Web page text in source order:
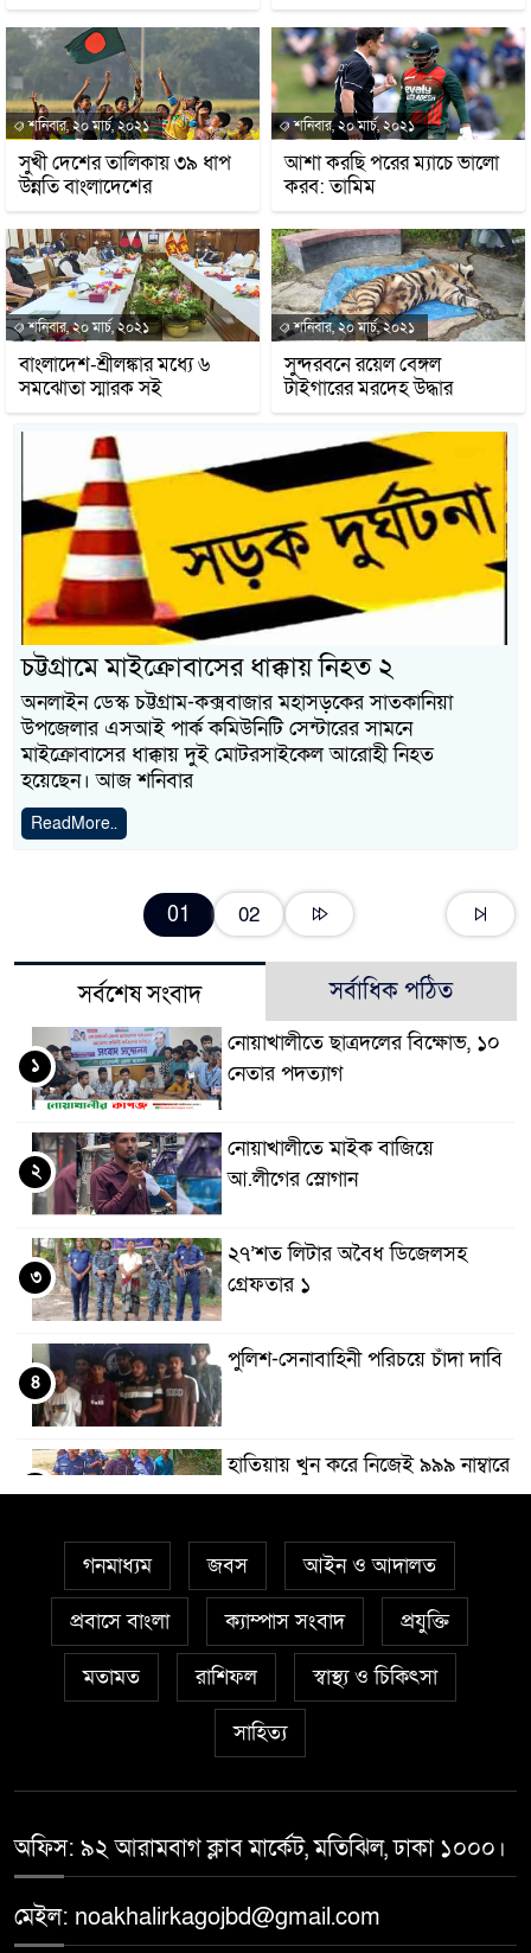
শনিবার, ২০ মার্চ, ২০২১
সুখী দেশের তালিকায় ৩৯ ধাপ
উন্নতি বাংলাদেশের
শনিবার, ২০ মার্চ, ২০২১
আশা করছি পরের ম্যাচে ভালো
করব: তামিম
শনিবার, ২০ মার্চ, ২০২১
বাংলাদেশ-শ্রীলঙ্কার মধ্যে ৬
সমঝোতা স্মারক সই
শনিবার, ২০ মার্চ, ২০২১
সুন্দরবনে রয়েল বেঙ্গল
টাইগারের মরদেহ উদ্ধার
চট্টগ্রামে মাইক্রোবাসের ধাক্কায় নিহত ২
অনলাইন ডেস্ক চট্টগ্রাম-কক্সবাজার মহাসড়কের সাতকানিয়া
উপজেলার এসআই পার্ক কমিউনিটি সেন্টারের সামনে
মাইক্রোবাসের ধাক্কায় দুই মোটরসাইকেল আরোহী নিহত
হয়েছেন। আজ শনিবার
ReadMore..
01 02
সর্বশেষ সংবাদ সর্বাধিক পঠিত
নোয়াখালীতে ছাত্রদলের বিক্ষোভ, ১০
নেতার পদত্যাগ
১
নোয়াখালীতে মাইক বাজিয়ে
আ.লীগের স্লোগান
২
২৭’শত লিটার অবৈধ ডিজেলসহ
গ্রেফতার ১
৩
পুলিশ-সেনাবাহিনী পরিচয়ে চাঁদা দাবি
৪
হাতিয়ায় খুন করে নিজেই ৯৯৯ নাম্বারে
ফোন করে পুলিশকে জানায়
কোম্পানীগঞ্জে যুবলীগ নেতাকে হত্যা
বাড়ির পাশে সেপটিক ট্যাঙ্ক থেকে
রায়হানের মৃতদেহ উদ্ধার
ছাত্রদলের নতুন কমিটি অনুমোদন
৯
গনমাধ্যম জবস আইন ও আদালত
প্রবাসে বাংলা ক্যাম্পাস সংবাদ প্রযুক্তি
মতামত রাশিফল স্বাস্থ্য ও চিকিৎসা
সাহিত্য
অফিস: ৯২ আরামবাগ ক্লাব মার্কেট, মতিঝিল, ঢাকা ১০০০।
মেইল: noakhalirkagojbd@gmail.com